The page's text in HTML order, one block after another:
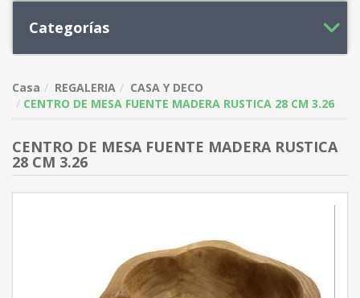
Categorías
Casa REGALERIA
CASA Y DECO
CENTRO DE MESA FUENTE MADERA RUSTICA 28 CM 3.26
CENTRO DE MESA FUENTE MADERA RUSTICA
28 CM 3.26